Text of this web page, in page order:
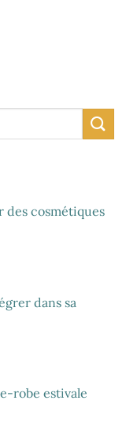
des cosmétiques
dans sa
robe estivale